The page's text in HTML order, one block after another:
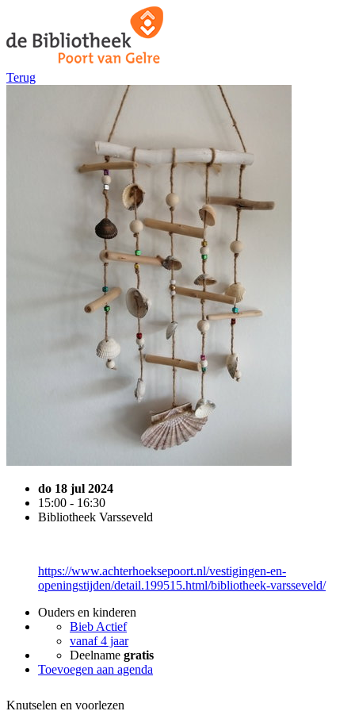
Terug
do 18 jul 2024
15:00 - 16:30
Bibliotheek Varsseveld
https://www.achterhoeksepoort.nl/vestigingen-en-
openingstijden/detail.199515.html/bibliotheek-varsseveld/
Ouders en kinderen
Bieb Actief
vanaf 4 jaar
Deelname gratis
Toevoegen aan agenda
Knutselen en voorlezen